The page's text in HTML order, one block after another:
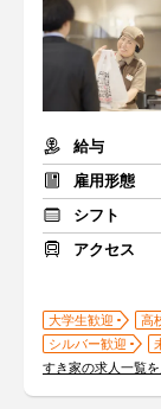
給与
雇用形態
シフト
アクセス
大学生歓迎 高
シルバー歓迎
すき家の求人一覧